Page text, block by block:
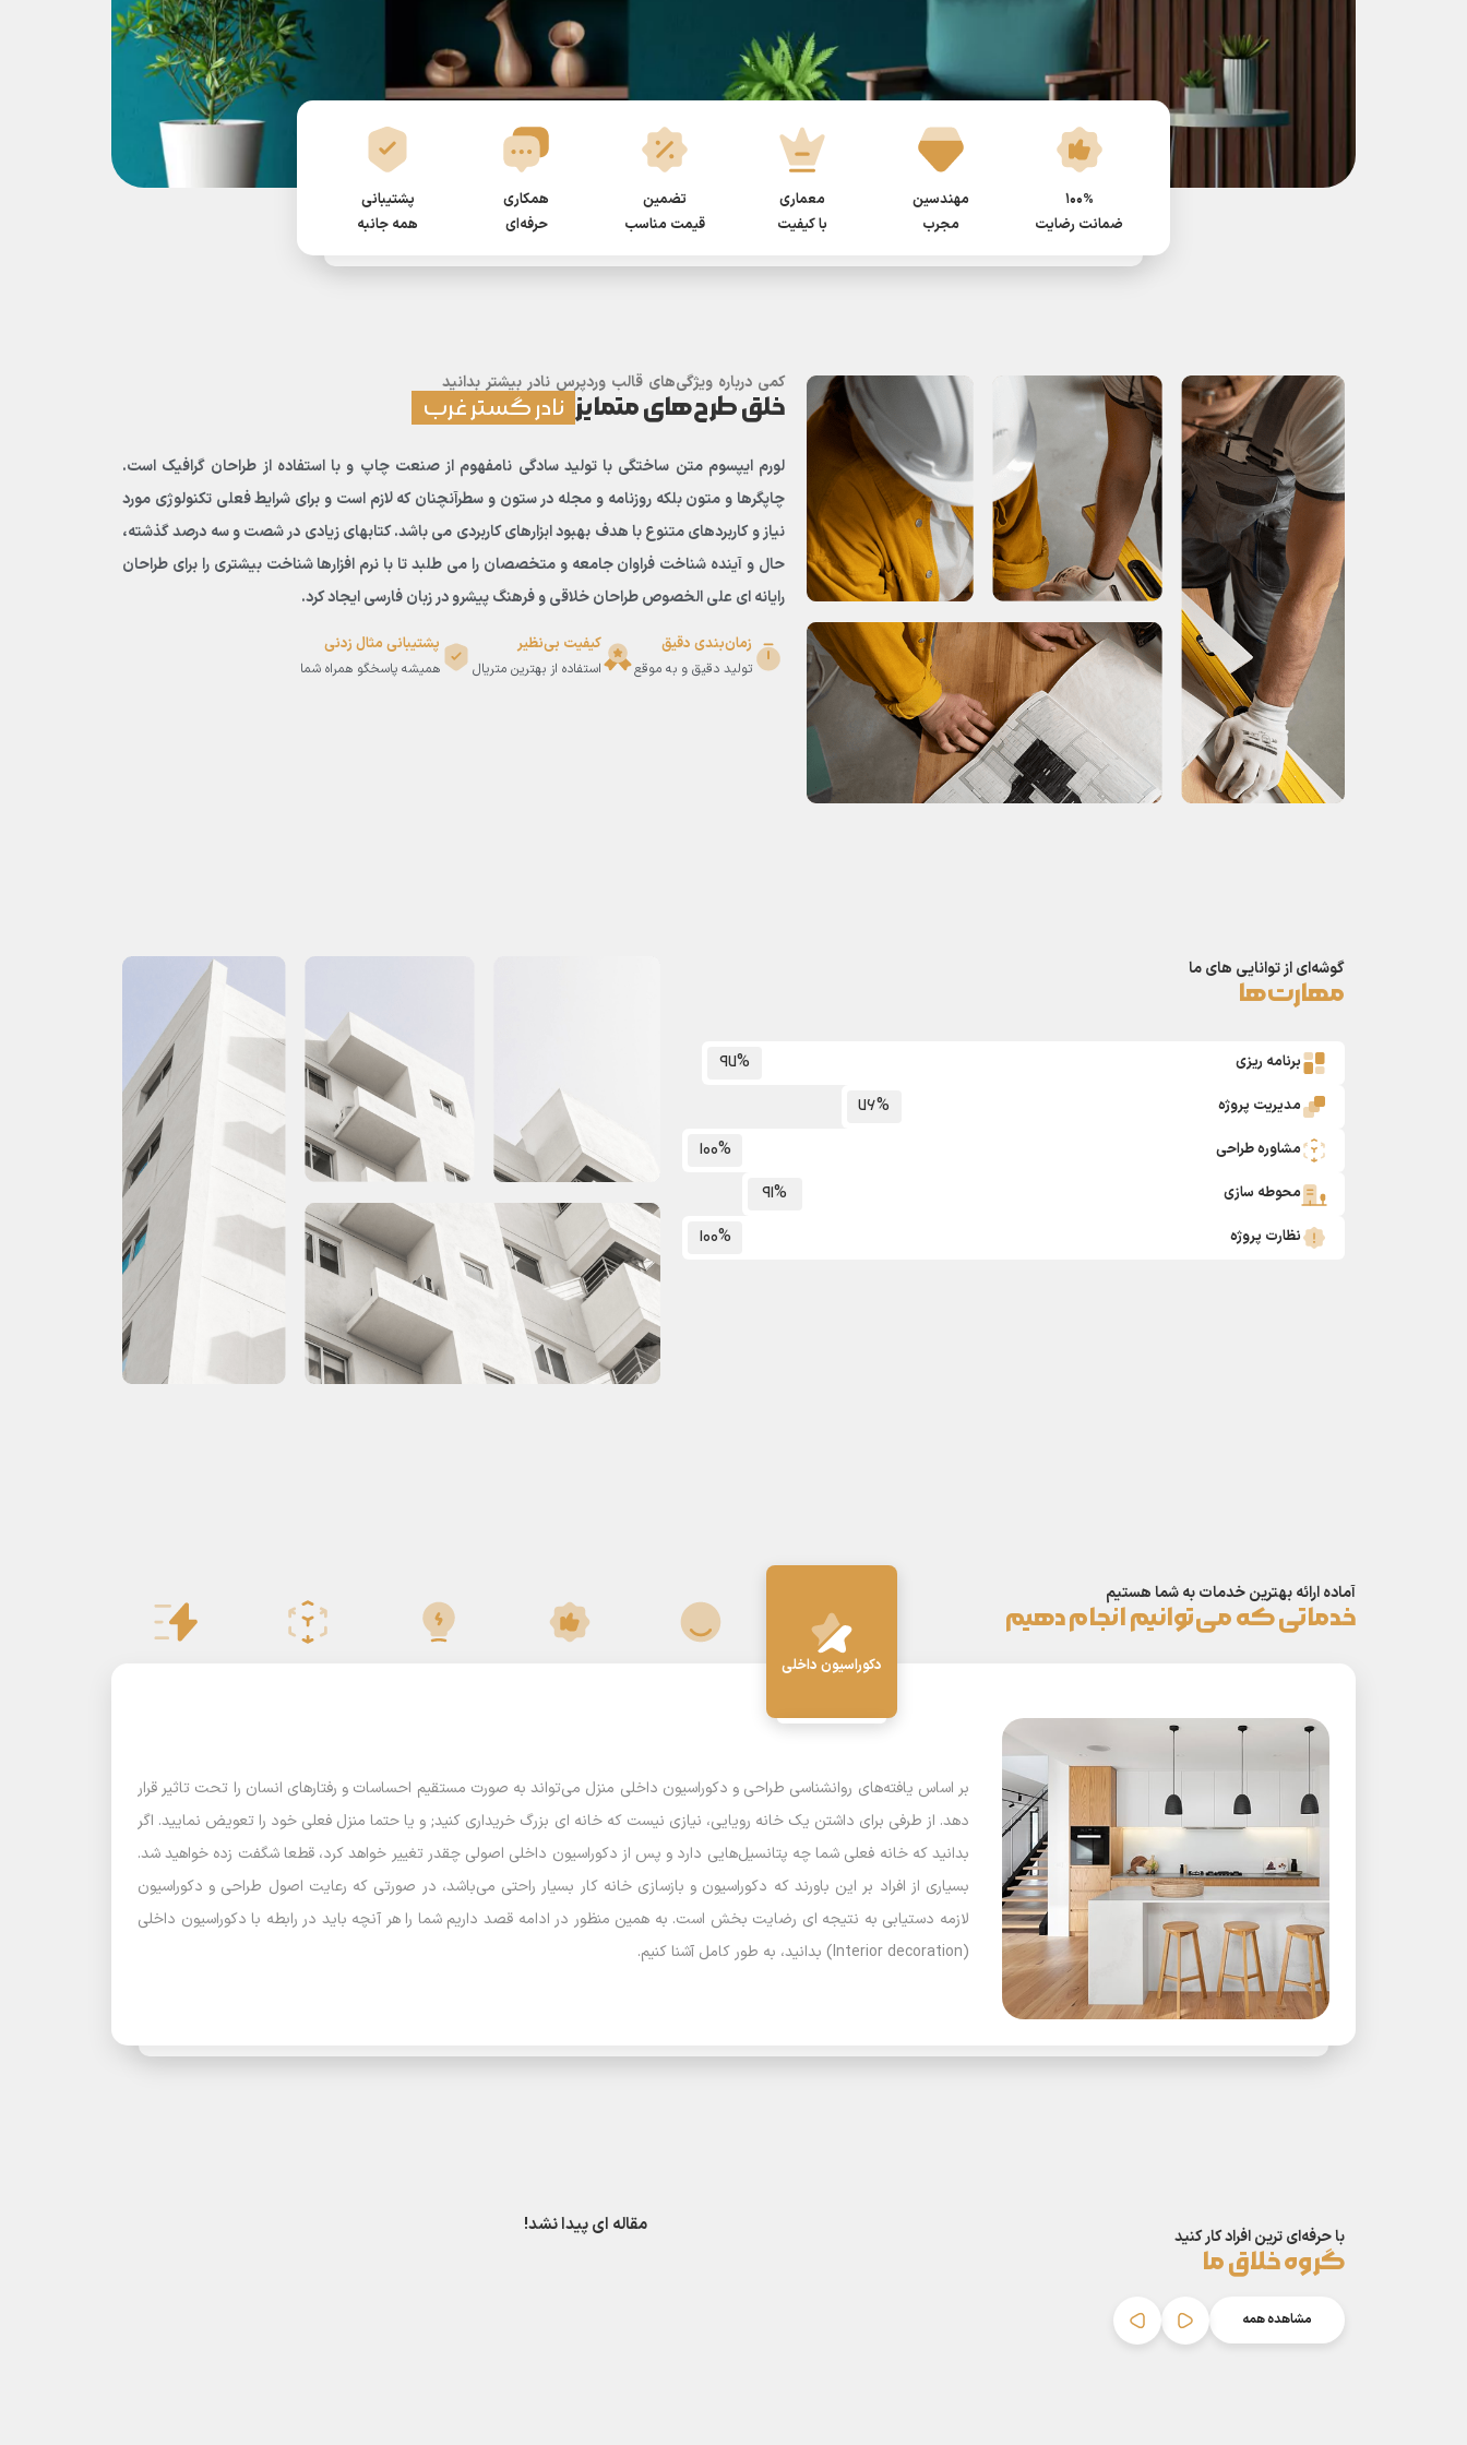
امکانات بالا، سرعت
100%
ضمانت رضایت
مهندسین
مجرب
معماری
با کیفیت
تضمین
قیمت مناسب
همکاری
حرفه‌ای
پشتیبانی
همه جانبه
کمی درباره ویژگی‌های قالب وردپرس نادر بیشتر بدانید
خلق طرح‌های متمایز نادر گستر غرب
لورم ایپسوم متن ساختگی با تولید سادگی نامفهوم از صنعت چاپ و با استفاده از طراحان گرافیک است.
چاپگرها و متون بلکه روزنامه و مجله در ستون و سطرآنچنان که لازم است و برای شرایط فعلی تکنولوژی مورد
نیاز و کاربردهای متنوع با هدف بهبود ابزارهای کاربردی می باشد. کتابهای زیادی در شصت و سه درصد گذشته،
حال و آینده شناخت فراوان جامعه و متخصصان را می طلبد تا با نرم افزارها شناخت بیشتری را برای طراحان
رایانه ای علی الخصوص طراحان خلاقی و فرهنگ پیشرو در زبان فارسی ایجاد کرد.
زمان‌بندی دقیق
تولید دقیق و به موقع
کیفیت بی‌نظیر
استفاده از بهترین متریال
پشتیبانی مثال زدنی
همیشه پاسخگو همراه شما
گوشه‌ای از توانایی های ما
مهارت‌ها
برنامه ریزی
97%
مدیریت پروژه
76%
مشاوره طراحی
100%
محوطه سازی
91%
نظارت پروژه
100%
آماده ارائه بهترین خدمات به شما هستیم
خدماتی که می‌توانیم انجام دهیم
دکوراسیون داخلی
بر اساس یافته‌های روانشناسی طراحی و دکوراسیون داخلی منزل می‌تواند به صورت مستقیم احساسات و رفتارهای انسان را تحت تاثیر قرار
دهد. از طرفی برای داشتن یک خانه رویایی، نیازی نیست که خانه ای بزرگ خریداری کنید; و یا حتما منزل فعلی خود را تعویض نمایید. اگر
بدانید که خانه فعلی شما چه پتانسیل‌هایی دارد و پس از دکوراسیون داخلی اصولی چقدر تغییر خواهد کرد، قطعا شگفت زده خواهید شد.
بسیاری از افراد بر این باورند که دکوراسیون و بازسازی خانه کار بسیار راحتی می‌باشد، در صورتی که رعایت اصول طراحی و دکوراسیون
لازمه دستیابی به نتیجه ای رضایت بخش است. به همین منظور در ادامه قصد داریم شما را هر آنچه باید در رابطه با دکوراسیون داخلی
(Interior decoration) بدانید، به طور کامل آشنا کنیم.
با حرفه‌ای ترین افراد کار کنید
گروه خلاق ما
مشاهده همه
مقاله ای پیدا نشد!